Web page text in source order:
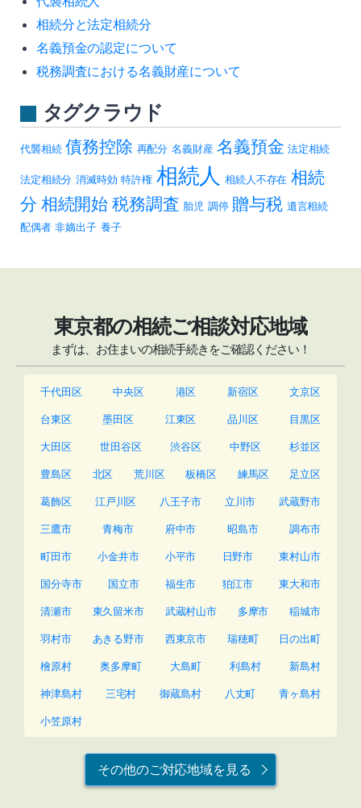
相続分と法定相続分
名義預金の認定について
税務調査における名義財産について
タグクラウド
代襲相続 債務控除 再配分 名義財産 名義預金 法定相続
法定相続分 消滅時効 特許権 相続人 相続人不存在 相続
分 相続開始税務調査 胎児 調停 贈与税 遺言相続
配偶者 非嫡出子 養子
東京都の相続ご相談対応地域
まずは、お住まいの相続手続きをご確認ください！
千代田区 中央区 港区 新宿区 文京区
台東区 墨田区 江東区 品川区 目黒区
大田区 世田谷区 渋谷区 中野区 杉並区
豊島区 北区 荒川区 板橋区 練馬区 足立区
葛飾区 江戸川区 八王子市 立川市 武蔵野市
三鷹市 青梅市 府中市 昭島市 調布市
町田市 小金井市 小平市 日野市 東村山市
国分寺市 国立市 福生市 狛江市 東大和市
清瀬市 東久留米市 武蔵村山市 多摩市 稲城市
羽村市 あきる野市 西東京市 瑞穂町 日の出町
檜原村 奥多摩町 大島町 利島村 新島村
神津島村 三宅村 御蔵島村 八丈町 青ヶ島村
小笠原村
その他のご対応地域を見る